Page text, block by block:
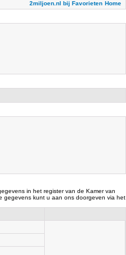
2miljoen.nl bij Favorieten Home
in het register van de Kamer van
gegevens kunt u aan ons doorgeven via het